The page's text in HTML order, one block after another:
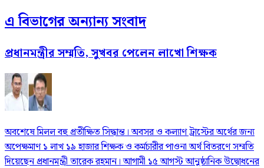
এ বিভাগের অন্যান্য সংবাদ
প্রধানমন্ত্রীর সম্মতি, সুখবর পেলেন লাখো শিক্ষক
অবশেষে মিলল বহু প্রতীক্ষিত সিদ্ধান্ত। অবসর ও কল্যাণ ট্রাস্টের অর্থের জন্য
অপেক্ষমাণ ১ লাখ ১৯ হাজার শিক্ষক ও কর্মচারীর পাওনা অর্থ বিতরণে সম্মতি
দিয়েছেন প্রধানমন্ত্রী তারেক রহমান। আগামী ১৫ আগস্ট আনুষ্ঠানিক উদ্বোধনের